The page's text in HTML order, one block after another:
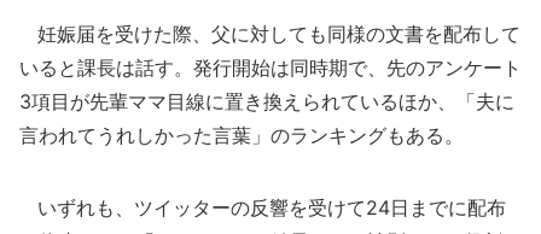
妊娠届を受けた際、父に対しても同様の文書を配布して
いると課長は話す。発行開始は同時期で、先のアンケート
3項目が先輩ママ目線に置き換えられているほか、「夫に
言われてうれしかった言葉」のランキングもある。
いずれも、ツイッターの反響を受けて24日までに配布